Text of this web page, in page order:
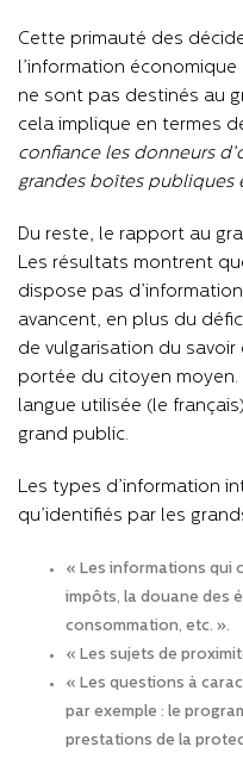
Cette primauté des
l’information
ne sont pas destinés au
cela implique en termes
confiance les donneurs
grandes boîtes publiques
Du reste, le rapport au
Les résultats montrent
dispose pas
avancent, en plus du
de vulgarisation du
portée du citoyen moyen.
langue utilisée (le
grand public.
Les types d’information
qu’identifiés par les
« Les informations qui
impôts, la douane des
consommation, etc. ».
« Les sujets de
« Les questions à
par exemple : le
prestations de la